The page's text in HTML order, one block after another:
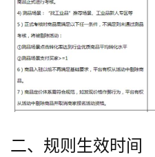
二、规则生效时间